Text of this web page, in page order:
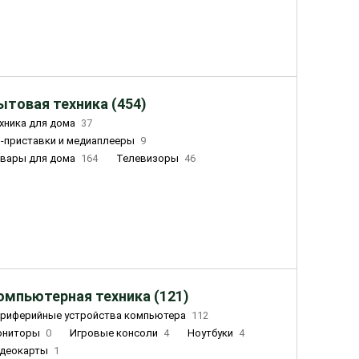
техника (454)
для дома 37
приставки и медиаплееры
9
для дома 164 Телевизоры 46
техника (121)
устройства компьютера 112
0 Игровые консоли 4 Ноутбуки 4
1